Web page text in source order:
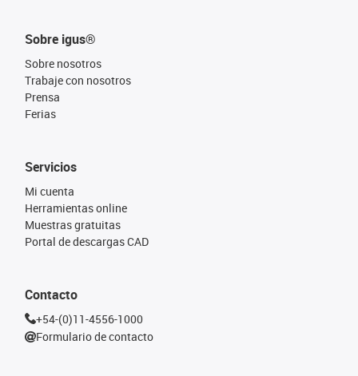
Sobre igus®
Sobre nosotros
Trabaje con nosotros
Prensa
Ferias
Servicios
Mi cuenta
Herramientas online
Muestras gratuitas
Portal de descargas CAD
Contacto
+54-(0)11-4556-1000
Formulario de contacto